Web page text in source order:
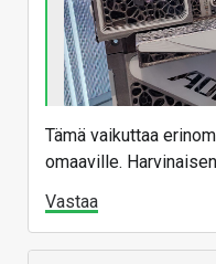
Tämä vaikuttaa
omaaville.
Vastaa